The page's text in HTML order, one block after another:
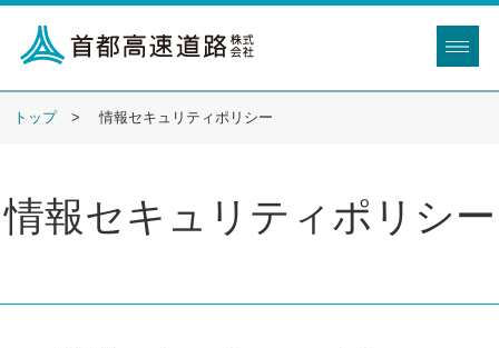
トップ 情報セキュリティポリシー
情報セキュリティポリシー